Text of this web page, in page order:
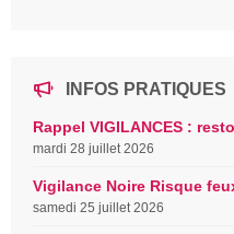
INFOS PRATIQUES
Rappel VIGILANCES :
mardi 28 juillet 2026
Vigilance Noire Risque
samedi 25 juillet 2026